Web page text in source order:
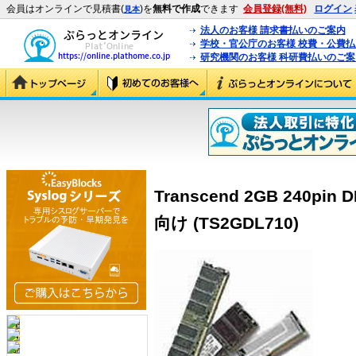
会員はオンラインで見積書(見本)を無料で作成できます 会員登録(無料) ログイン
法人のお客様 請求書払いのご案内
学校・官公庁のお客様 校費・公費
研究機関のお客様 科研費払いのご
Transcend 2GB 240pin
向け (TS2GDL710)